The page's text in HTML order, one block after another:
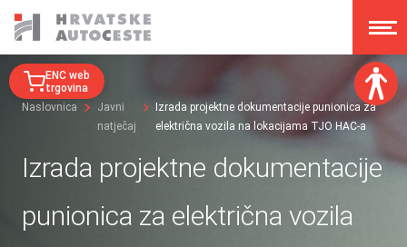
Veličina fonta:
A A A A
Disleksija:
ENC web
trgovina
Naslovnica
Javni
natječaj
Izrada projektne dokumentacije punionica za
električna vozila na lokacijama TJO HAC-a
Izrada projektne dokumentacije
punionica za električna vozila